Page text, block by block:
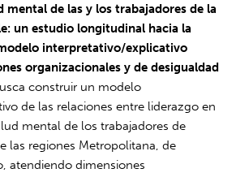
mental de las y los trabajadores de la
un estudio longitudinal hacia la
interpretativo/explicativo
organizacionales y de desigualdad
construir un modelo
de las relaciones entre liderazgo en
mental de los trabajadores de
las regiones Metropolitana, de
atendiendo dimensiones